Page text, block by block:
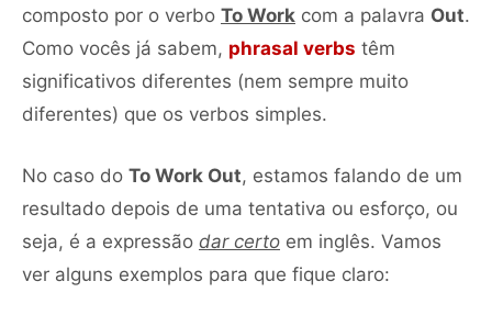
composto por o verbo To Work com a palavra Out.
Como vocês já sabem, phrasal verbs têm
significativos diferentes (nem sempre muito
diferentes) que os verbos simples.
No caso do To Work Out, estamos falando de um
resultado depois de uma tentativa ou esforço, ou
seja, é a expressão dar certo em inglês. Vamos
ver alguns exemplos para que fique claro: